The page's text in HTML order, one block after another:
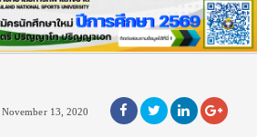
November 13, 2020